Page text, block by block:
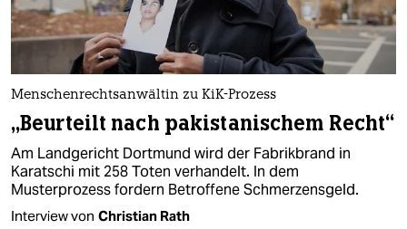
Menschenrechtsanwältin zu KiK-Prozess
„Beurteilt nach pakistanischem Recht“
Am Landgericht Dortmund wird der Fabrikbrand in
Karatschi mit 258 Toten verhandelt. In dem
Musterprozess fordern Betroffene Schmerzensgeld.
Interview von Christian Rath